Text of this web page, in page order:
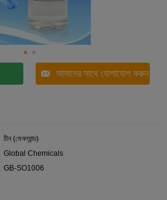
আমাদের সাথে যোগাযোগ করুন
চীন (মেনল্যান্ড)
Global Chemicals
GB-SO1006